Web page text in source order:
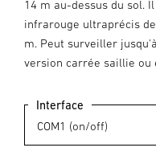
14 m au-dessus du sol.
infrarouge ultraprécis
m. Peut surveiller
version carrée saillie ou
Interface